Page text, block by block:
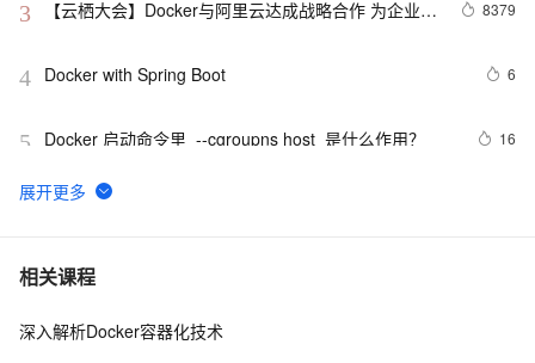
3
【云栖大会】Docker与阿里云达成战略合作 为企业级
8379
4 Docker with Spring Boot 6
5 Docker 启动命令里  --cgroupns host  是什么作用？ 16
6 Docker启动后怎样运行jar包文件
7 『Docker』在Docker快速部署.NET Core项目
8 Ubuntu Docker 安装和配置 GitLab CI 持续集成
相关课程
深入解析Docker容器化技术